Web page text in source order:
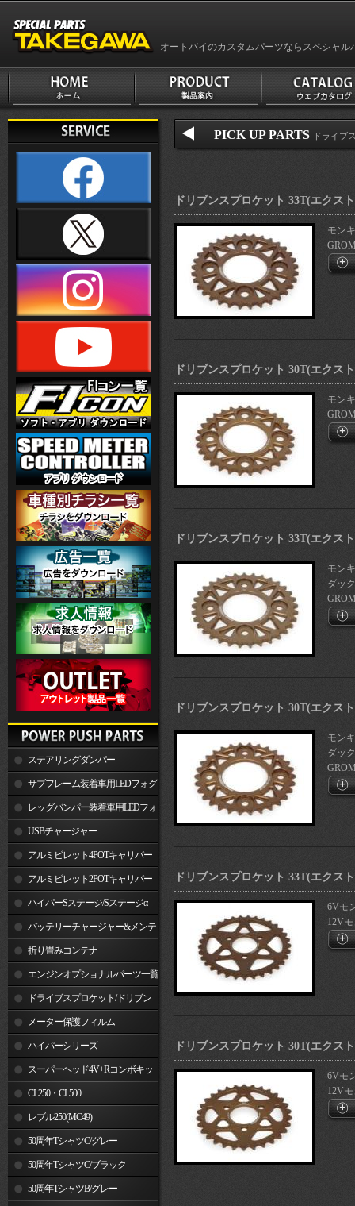
オートバイのカスタムパーツならスペシャル
ステアリングダンパー
サブフレーム装着車用LEDフォグ
ランプレッグバンパー装着車用LEDフォ
グランプUSBチャージャー
アルミビレット4POTキャリパー
関連製品アルミビレット2POTキャリパー
関連製品ハイパーSステージ/Sステージα
バッテリーチャージャー&メンテ
ナー 折り畳みコンテナ
エンジンオプショナルパーツ一覧
ドライブスプロケット/ドリブン
スプロケット
メーター保護フィルム
ハイパーシリーズ
スーパーヘッド4V+Rコンボキッ
ト CL250・CL500
レブル250(MC49)
50周年TシャツC/グレー
50周年TシャツC/ブラック
50周年TシャツB/グレー
PICK UP PARTS ドライブ
ドリブンスプロケット 33T(エクス
モン
ドリブンスプロケット 30T(エクス
モン
ドリブンスプロケット 33T(エクス
モン
ダッ
ドリブンスプロケット 30T(エクス
モン
ダッ
ドリブンスプロケット 33T(エクス
6Vモ
12V
ドリブンスプロケット 30T(エクス
6Vモ
12V